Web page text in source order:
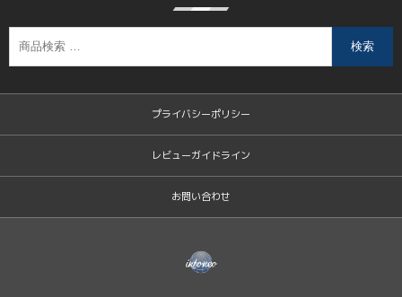
検索
プライバシーポリシー
レビューガイドライン
お問い合わせ